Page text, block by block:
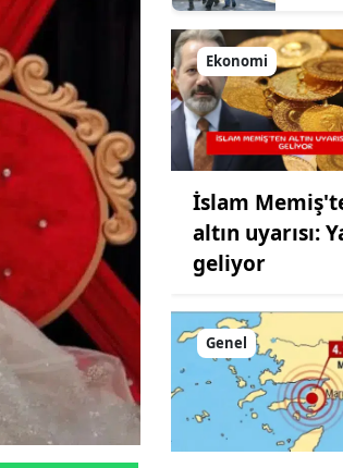
Ekonomi
İslam
altın uyarısı:
geliyor
Genel